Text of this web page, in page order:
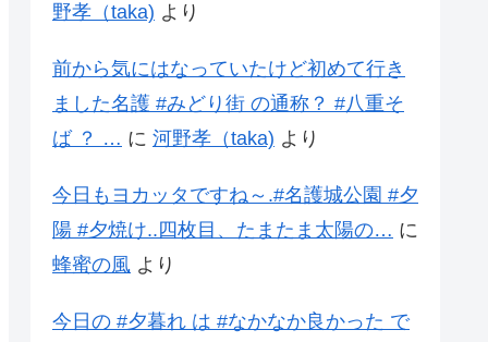
野孝（taka) より
前から気にはなっていたけど初めて行き
ました名護 #みどり街 の通称？ #八重そ
ば ？ … に 河野孝（taka) より
今日もヨカッタですね～.#名護城公園 #夕
陽 #夕焼け..四枚目、たまたま太陽の… に
蜂蜜の風 より
今日の #夕暮れ は #なかなか良かった で